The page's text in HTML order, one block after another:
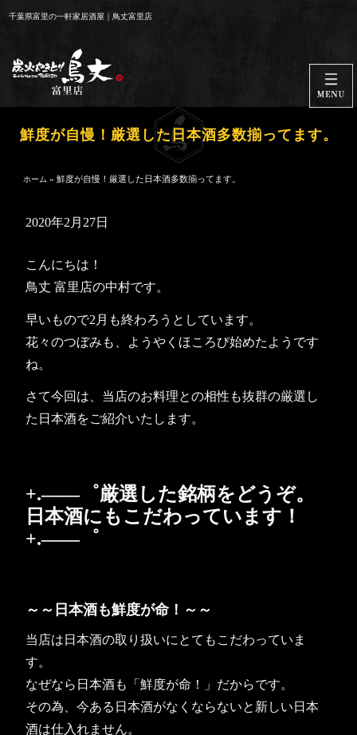
へ
千葉県富里の一軒家居酒屋｜鳥丈富里店
鮮度が自慢！厳選した日本酒多数揃ってます。
ホーム »鮮度が自慢！厳選した日本酒多数揃ってます。
2020年2月27日
こんにちは！
鳥丈 富里店の中村です。
早いもので2月も終わろうとしています。
花々のつぼみも、ようやくほころび始めたようです
ね。
さて今回は、当店のお料理との相性も抜群の厳選し
た日本酒をご紹介いたします。
+.――゜厳選した銘柄をどうぞ。
日本酒にもこだわっています！
+.――゜
～～日本酒も鮮度が命！～～
当店は日本酒の取り扱いにとてもこだわっていま
す。
なぜなら日本酒も「鮮度が命！」だからです。
その為、今ある日本酒がなくならないと新しい日本
酒は仕入れません。